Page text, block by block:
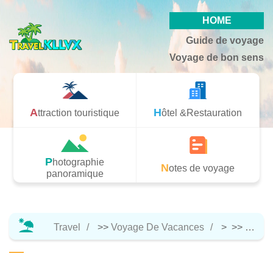
HOME
Guide de voyage
Voyage de bon sens
Attraction touristique Hôtel &Restauration
Photographie
panoramique
Notes de voyage
Travel >> Voyage De Vacances > >>